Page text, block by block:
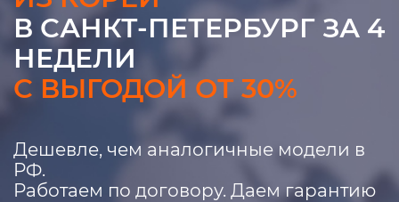
В САНКТ-ПЕТЕРБУРГ ЗА 4
НЕДЕЛИ
С ВЫГОДОЙ ОТ 30%
Дешевле, чем аналогичные модели в
РФ.
Работаем по договору. Даем гарантию